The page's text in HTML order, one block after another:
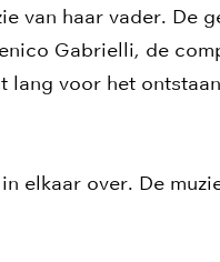
van haar vader. De
Gabrielli, de
lang voor het
elkaar over. De